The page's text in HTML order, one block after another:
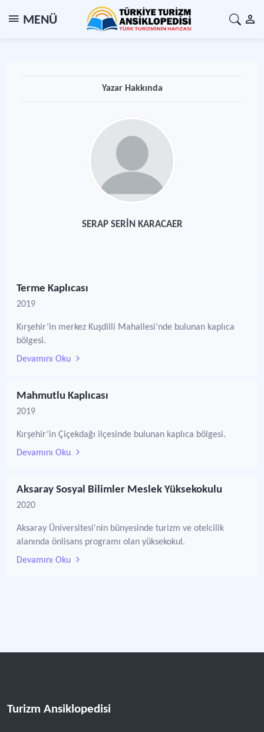
MENÜ
Yazar Hakkında
SERAP SERİN KARACAER
Terme Kaplıcası
2019
Kırşehir’in merkez Kuşdilli Mahallesi’nde bulunan kaplıca
bölgesi.
Devamını Oku
Mahmutlu Kaplıcası
2019
Kırşehir’in Çiçekdağı ilçesinde bulunan kaplıca bölgesi.
Devamını Oku
Aksaray Sosyal Bilimler Meslek Yüksekokulu
2020
Aksaray Üniversitesi'nin bünyesinde turizm ve otelcilik
alanında önlisans programı olan yüksekokul.
Devamını Oku
Turizm Ansiklopedisi